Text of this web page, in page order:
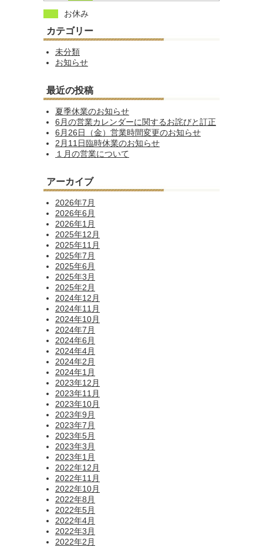
お休み
カテゴリー
未分類
お知らせ
最近の投稿
夏季休業のお知らせ
6月の営業カレンダーに関するお詫びと訂正
6月26日（金）営業時間変更のお知らせ
2月11日臨時休業のお知らせ
１月の営業について
アーカイブ
2026年7月
2026年6月
2026年1月
2025年12月
2025年11月
2025年7月
2025年6月
2025年3月
2025年2月
2024年12月
2024年11月
2024年10月
2024年7月
2024年6月
2024年4月
2024年2月
2024年1月
2023年12月
2023年11月
2023年10月
2023年9月
2023年7月
2023年5月
2023年3月
2023年1月
2022年12月
2022年11月
2022年10月
2022年8月
2022年5月
2022年4月
2022年3月
2022年2月